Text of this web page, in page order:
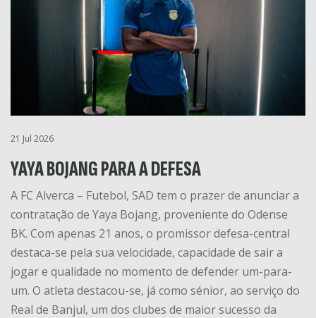
21 Jul 2026
YAYA BOJANG PARA A DEFESA
A FC Alverca – Futebol, SAD tem o prazer de anunciar a
contratação de Yaya Bojang, proveniente do Odense
BK. Com apenas 21 anos, o promissor defesa-central
destaca-se pela sua velocidade, capacidade de sair a
jogar e qualidade no momento de defender um-para-
um. O atleta destacou-se, já como sénior, ao serviço do
Real de Banjul, um dos clubes de maior sucesso da